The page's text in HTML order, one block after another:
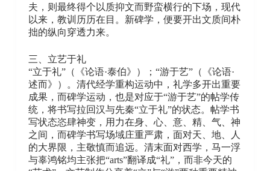
夫，则最终得个以质抑文而野蛮横行的下场，现代
以来，教训历历在目。新碑学，便要开出文质间朴
拙的纵向穿透力来。
三、立艺于礼
“立于礼”（《论语·泰伯》）；“游于艺”（《论语·
述而》）。清代经学重构运动中，礼学多开出重要
成果，而碑学运动，也是对应于“游于艺”的帖学传
统，将书写拉回汉与先秦“立于礼”的状态。帖学书
写状态恣肆神变，用力在身、心、意、精、气、神
之间，而碑学书写场域庄重严肃，面对天、地、人
的大界限，主敬慎而追远。清末面对西学，马一浮
与辜鸿铭均主张把“arts”翻译成“礼”，而非今天的